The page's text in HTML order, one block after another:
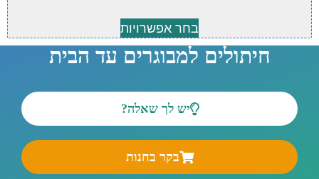
בחר אפשרויות
חיתולים למבוגרים עד הבית
יש לך שאלה?
בקר בחנות